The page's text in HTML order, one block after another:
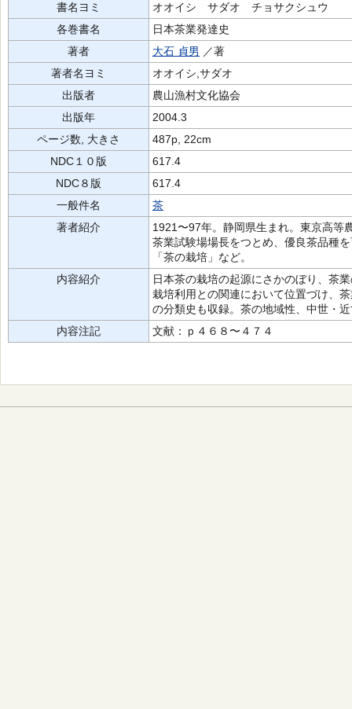
書名ヨミ
オオイシ サダオ チョサクシュウ
各巻書名
日本茶業発達史
著者
大石 貞男 ／著
著者名ヨミ
オオイシ,サダオ
出版者
農山漁村文化協会
出版年
2004.3
ページ数, 大きさ
487p, 22cm
NDC１０版
617.4
NDC８版
617.4
一般件名
茶
著者紹介
1921〜97年。静岡県生まれ。東京高等
茶業試験場場長をつとめ、優良茶品種
「茶の栽培」など。
内容紹介
日本茶の栽培の起源にさかのぼり、茶
栽培利用との関連において位置づけ、
の分類史も収録。茶の地域性、中世・
内容注記
文献：ｐ４６８〜４７４